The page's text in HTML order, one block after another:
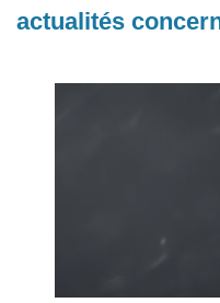
actualités